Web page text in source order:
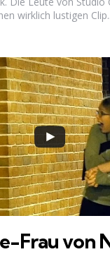
wirklich lustigen
Frau von